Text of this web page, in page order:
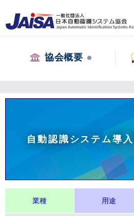
協会概要
自動認識システム導
業種 用途